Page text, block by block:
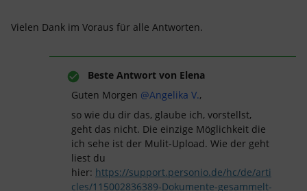
Vielen Dank im Voraus für alle Antworten.
Beste Antwort von Elena
Guten Morgen @Angelika V.,
so wie du dir das, glaube ich, vorstellst,
geht das nicht. Die einzige Möglichkeit die
ich sehe ist der Mulit-Upload. Wie der geht
liest du
hier: https://support.personio.de/hc/de/arti
cles/115002836389-Dokumente-gesammelt-